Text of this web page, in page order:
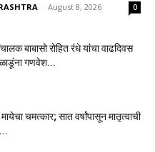
- August 8, 2026 0
बाबासो रोहित रंधे यांचा वाढदिवस
गणवेश...
चमत्कार; सात वर्षांपासून मातृत्वाची